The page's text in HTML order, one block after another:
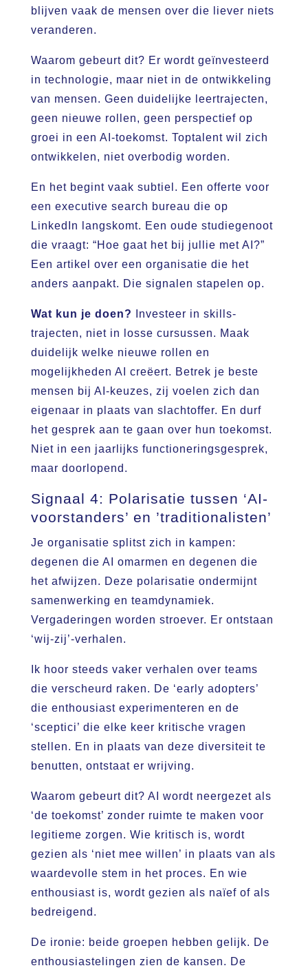
blijven vaak de mensen over die liever niets
veranderen.
Waarom gebeurt dit? Er wordt geïnvesteerd
in technologie, maar niet in de ontwikkeling
van mensen. Geen duidelijke leertrajecten,
geen nieuwe rollen, geen perspectief op
groei in een AI-toekomst. Toptalent wil zich
ontwikkelen, niet overbodig worden.
En het begint vaak subtiel. Een offerte voor
een executive search bureau die op
LinkedIn langskomt. Een oude studiegenoot
die vraagt: “Hoe gaat het bij jullie met AI?”
Een artikel over een organisatie die het
anders aanpakt. Die signalen stapelen op.
Wat kun je doen?
Investeer in skills-
trajecten, niet in losse cursussen. Maak
duidelijk welke nieuwe rollen en
mogelijkheden AI creëert. Betrek je beste
mensen bij AI-keuzes, zij voelen zich dan
eigenaar in plaats van slachtoffer. En durf
het gesprek aan te gaan over hun toekomst.
Niet in een jaarlijks functioneringsgesprek,
maar doorlopend.
Signaal 4: Polarisatie tussen ‘AI-
voorstanders’ en ’traditionalisten’
Je organisatie splitst zich in kampen:
degenen die AI omarmen en degenen die
het afwijzen. Deze polarisatie ondermijnt
samenwerking en teamdynamiek.
Vergaderingen worden stroever. Er ontstaan
‘wij-zij’-verhalen.
Ik hoor steeds vaker verhalen over teams
die verscheurd raken. De ‘early adopters’
die enthousiast experimenteren en de
‘sceptici’ die elke keer kritische vragen
stellen. En in plaats van deze diversiteit te
benutten, ontstaat er wrijving.
Waarom gebeurt dit? AI wordt neergezet als
‘de toekomst’ zonder ruimte te maken voor
legitieme zorgen. Wie kritisch is, wordt
gezien als ‘niet mee willen’ in plaats van als
waardevolle stem in het proces. En wie
enthousiast is, wordt gezien als naïef of als
bedreigend.
De ironie: beide groepen hebben gelijk. De
enthousiastelingen zien de kansen. De